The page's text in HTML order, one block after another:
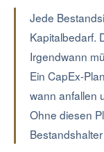
Jede
Kapitalbedarf.
Irgendwann
Ein CapEx-
wann anfallen
Ohne diesen